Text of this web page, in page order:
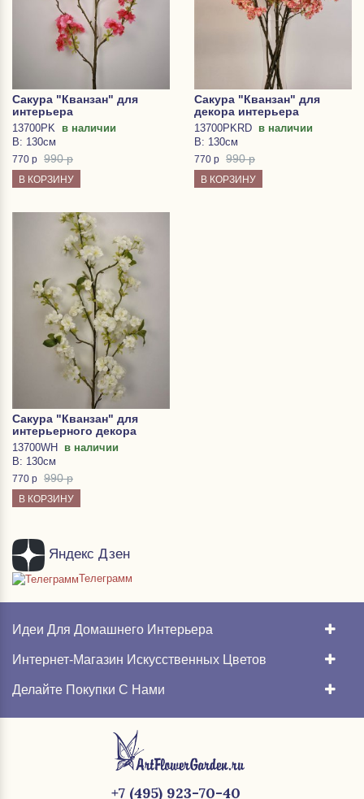
Сакура "Кванзан" для
интерьера
13700PK
в наличии
В: 130см
770 р 990 р
В КОРЗИНУ
Сакура "Кванзан" для
декора интерьера
13700PKRD в наличии
В: 130см
770 р 990 р
В КОРЗИНУ
Сакура "Кванзан" для
интерьерного декора
13700WH
в наличии
В: 130см
770 р 990 р
В КОРЗИНУ
Яндекс Дзен
Телеграмм
Идеи Для Домашнего Интерьера
Интернет-Магазин Искусственных Цветов
Делайте Покупки С Нами
+7 (495) 923-70-40